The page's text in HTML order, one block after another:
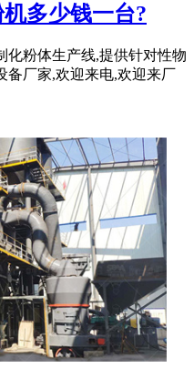
多少钱一台?
化粉体生产线,提供针对性物
备厂家,欢迎来电,欢迎来厂